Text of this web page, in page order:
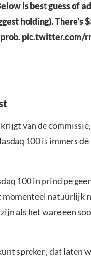
is best guess of
holding). There's
pic.twitter.com/
van de
100 is immers dé
100 in principe
natuurlijk
als het ware een
spreken, dat laten